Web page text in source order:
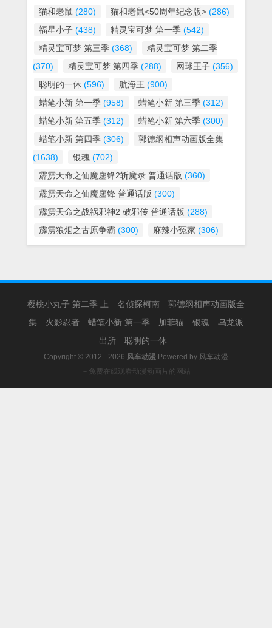
猫和老鼠 (280) 猫和老鼠<50周年纪念版> (286)
福星小子 (438) 精灵宝可梦 第一季 (542)
精灵宝可梦 第三季 (368)
精灵宝可梦 第二季
(370)
精灵宝可梦 第四季 (288) 网球王子 (356)
聪明的一休 (596) 航海王 (900)
蜡笔小新 第一季 (958) 蜡笔小新 第三季 (312)
蜡笔小新 第五季 (312) 蜡笔小新 第六季 (300)
蜡笔小新 第四季 (306)
郭德纲相声动画版全集
(1638)
银魂 (702)
霹雳天命之仙魔鏖锋2斩魔录 普通话版 (360)
霹雳天命之仙魔鏖锋 普通话版 (300)
霹雳天命之战祸邪神2 破邪传 普通话版 (288)
霹雳狼烟之古原争霸 (300) 麻辣小冤家 (306)
樱桃小丸子 第二季 上 名侦探柯南
郭德纲相声动画版全
集
火影忍者 蜡笔小新 第一季 加菲猫 银魂
乌龙派
出所
聪明的一休
Copyright © 2012 - 2026 风车动漫 Powered by 风车动漫
－免费在线观看动漫动画片的网站